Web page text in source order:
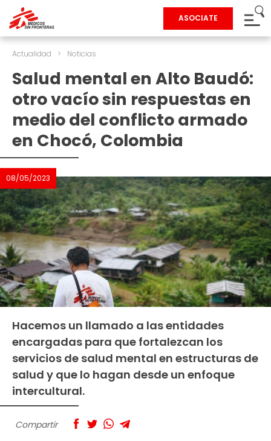
ASOCIATE
Actualidad > Noticias
Salud mental en Alto Baudó:
otro vacío sin respuestas en
medio del conflicto armado
en Chocó, Colombia
08/05/2023
Hacemos un llamado a las entidades
encargadas para que fortalezcan los
servicios de salud mental en estructuras de
salud y que lo hagan desde un enfoque
intercultural.
Compartir